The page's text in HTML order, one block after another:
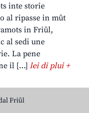
inte storie
al ripasse in mût
in Friûl,
al sedi une
La pene
il […] lei di plui +
Friûl